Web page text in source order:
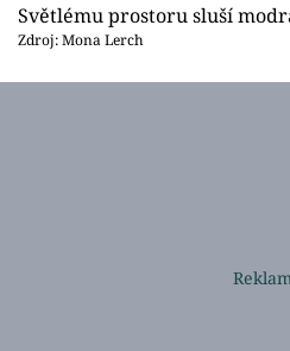
Světlému prostoru sluší
Zdroj: Mona Lerch